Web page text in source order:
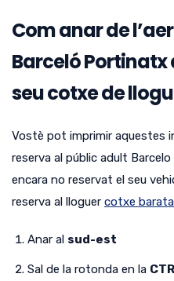
Com anar de
Barceló Portinatx
seu cotxe de
Vostè pot imprimir aquestes
reserva al públic adult
encara no reservat el seu
reserva al lloguer cotxe
Anar al sud-est
Sal de la rotonda en la